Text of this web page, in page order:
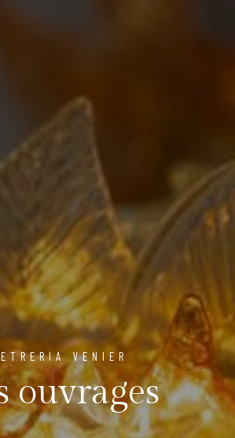
VENIER
ouvrages